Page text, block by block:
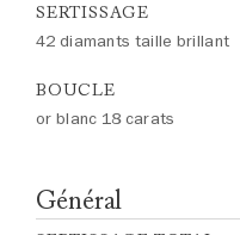
SERTISSAGE
42 diamants taille brillant
BOUCLE
or blanc 18 carats
Général